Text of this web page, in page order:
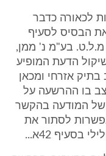
לכאורה כדבר
הבסיס לסעיף
42א לפקודת הראיות [ע.א. 350/74 מ.ל.ט. בע"מ נ' ממן,
עם זאת, שיקול הדעת המופיע
אזרחי ומכאן
בו ההרשעה על
של המודעה בהקשר
לסתור את
42א...